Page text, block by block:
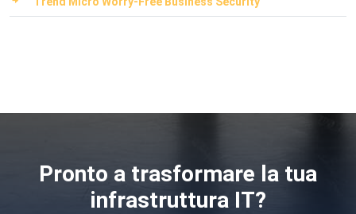
Pronto a trasformare la tua
infrastruttura IT?